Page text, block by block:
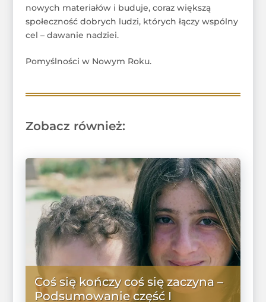
nowych materiałów i buduje, coraz większą
społeczność dobrych ludzi, których łączy wspólny
cel – dawanie nadziei.
Pomyślności w Nowym Roku.
Zobacz również:
Coś się kończy coś się zaczyna –
Podsumowanie część I